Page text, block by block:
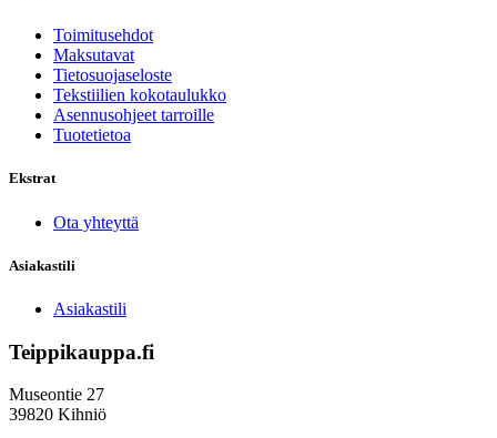
Toimitusehdot
Maksutavat
Tietosuojaseloste
Tekstiilien kokotaulukko
Asennusohjeet tarroille
Tuotetietoa
Ekstrat
Ota yhteyttä
Asiakastili
Asiakastili
Teippikauppa.fi
Museontie 27
39820 Kihniö